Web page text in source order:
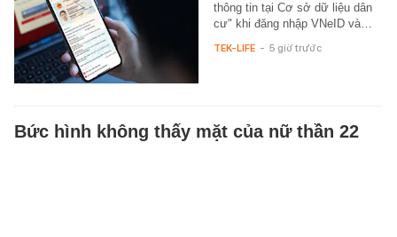
thông tin tại Cơ sở dữ liệu dân
cư" khi đăng nhập VNeID và…
TEK-LIFE - 5 giờ trước
Bức hình không thấy mặt của nữ thần 22